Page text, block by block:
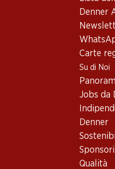
Denner
Carte
Su di Noi
Jobs da
Denner
Qualità
4
In